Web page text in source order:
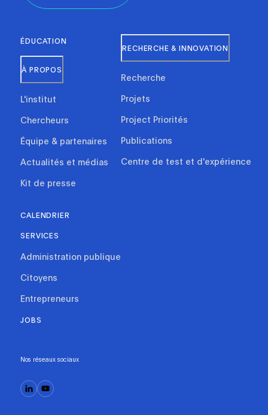
ÉDUCATION
À PROPOS
L'institut
Chercheurs
Équipe & partenaires
Actualités et médias
Kit de presse
RECHERCHE & INNOVATION
Recherche
Projets
Project Priorités
Publications
Centre de test et d'expérience
CALENDRIER
SERVICES
Administration publique
Citoyens
Entrepreneurs
JOBS
Nos réseaux sociaux